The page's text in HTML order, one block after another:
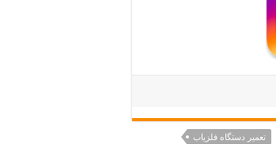
تعمیر دستگاه فلزیاب